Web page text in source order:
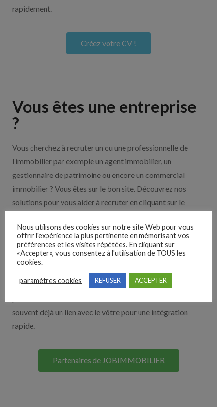
rapidement.
Créez votre CV !
Vous êtes une entreprise
?
Vous cherchez à recruter un ou une professionnelle de
l’immobilier par exemple un agent immobilier, un
gestionnaire de patrimoine ou encore un commercial
immobilier ? Vous êtes sur le bon site. Découvrez nos
solutions pour vous aider à recruter en cliquant sur le
Nos solutions entreprises
Découvrez nos partenaires ! Moteurs de recherches,
multidiffuseurs, sites payant… nombreux sont nos
souvent déjà un lien avec le vôtre pour une intégration
rapide.
Partenaires de JOBIMMOBILIER
Nous utilisons des cookies sur notre site Web pour vous
offrir l'expérience la plus pertinente en mémorisant vos
préférences et les visites répétées. En cliquant sur
«Accepter», vous consentez à l'utilisation de TOUS les
cookies.
paramètres cookies REFUSER ACCEPTER